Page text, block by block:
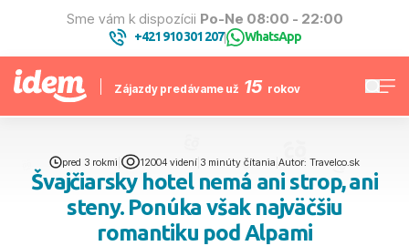
Sme vám k dispozícii Po-Ne 08:00 - 22:00
+421 910 301 207| WhatsApp
Zájazdy predávame už 15 rokov
pred 3 rokmi 12004 videní 3 minúty čítania Autor: Travelco.sk
Švajčiarsky hotel nemá ani strop, ani
steny. Ponúka však najväčšiu
romantiku pod Alpami